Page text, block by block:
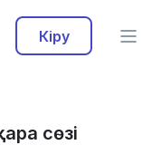
Кіру
сөзі